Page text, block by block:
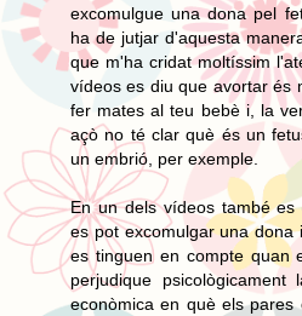
excomulgue una dona pel
ha de jutjar d'aquesta
que m'ha cridat moltíssim
vídeos es diu que avortar és
fer mates al teu bebè i, la
açò no té clar què és un
un embrió, per exemple.
En un dels vídeos també es
es pot excomulgar una
es tinguen en compte quan
perjudique
econòmica en què els